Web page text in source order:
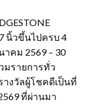
นิ้วขึ้นไปครบ 4
าคม 2569 – 30
มรายการทั่ว
างวัลผู้โชคดีเป็นที่
ที่ผ่านมา